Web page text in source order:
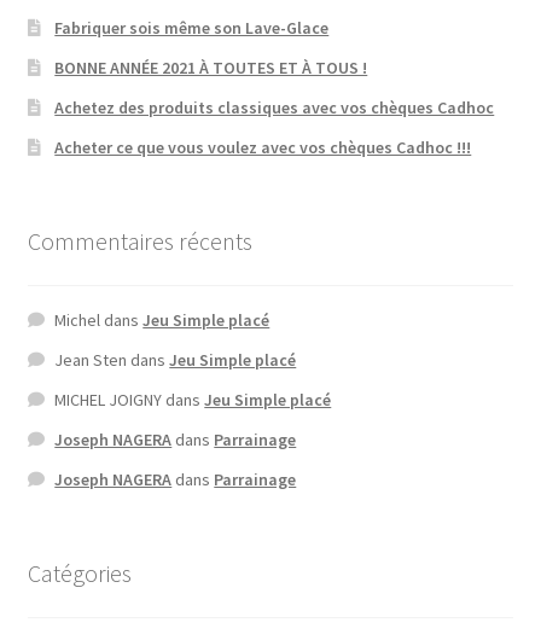
Fabriquer sois même son Lave-Glace
BONNE ANNÉE 2021 À TOUTES ET À TOUS !
Achetez des produits classiques avec vos chèques Cadhoc
Acheter ce que vous voulez avec vos chèques Cadhoc !!!
Commentaires récents
Michel dansJeu Simple placé
Jean Sten dansJeu Simple placé
MICHEL JOIGNY dansJeu Simple placé
Joseph NAGERA dans Parrainage
Joseph NAGERA dans Parrainage
Catégories